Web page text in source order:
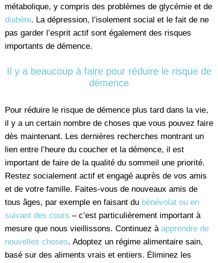
métabolique, y compris des problèmes de glycémie et de
diabète. La dépression, l’isolement social et le fait de ne
pas garder l’esprit actif sont également des risques
importants de démence.
Il y a beaucoup à faire pour réduire le risque de
démence
Pour réduire le risque de démence plus tard dans la vie,
il y a un certain nombre de choses que vous pouvez faire
dès maintenant. Les dernières recherches montrant un
lien entre l’heure du coucher et la démence, il est
important de faire de la qualité du sommeil une priorité.
Restez socialement actif et engagé auprès de vos amis
et de votre famille. Faites-vous de nouveaux amis de
tous âges, par exemple en faisant du bénévolat ou en
suivant des cours – c’est particulièrement important à
mesure que nous vieillissons. Continuez à apprendre de
nouvelles choses. Adoptez un régime alimentaire sain,
basé sur des aliments vrais et entiers. Éliminez les